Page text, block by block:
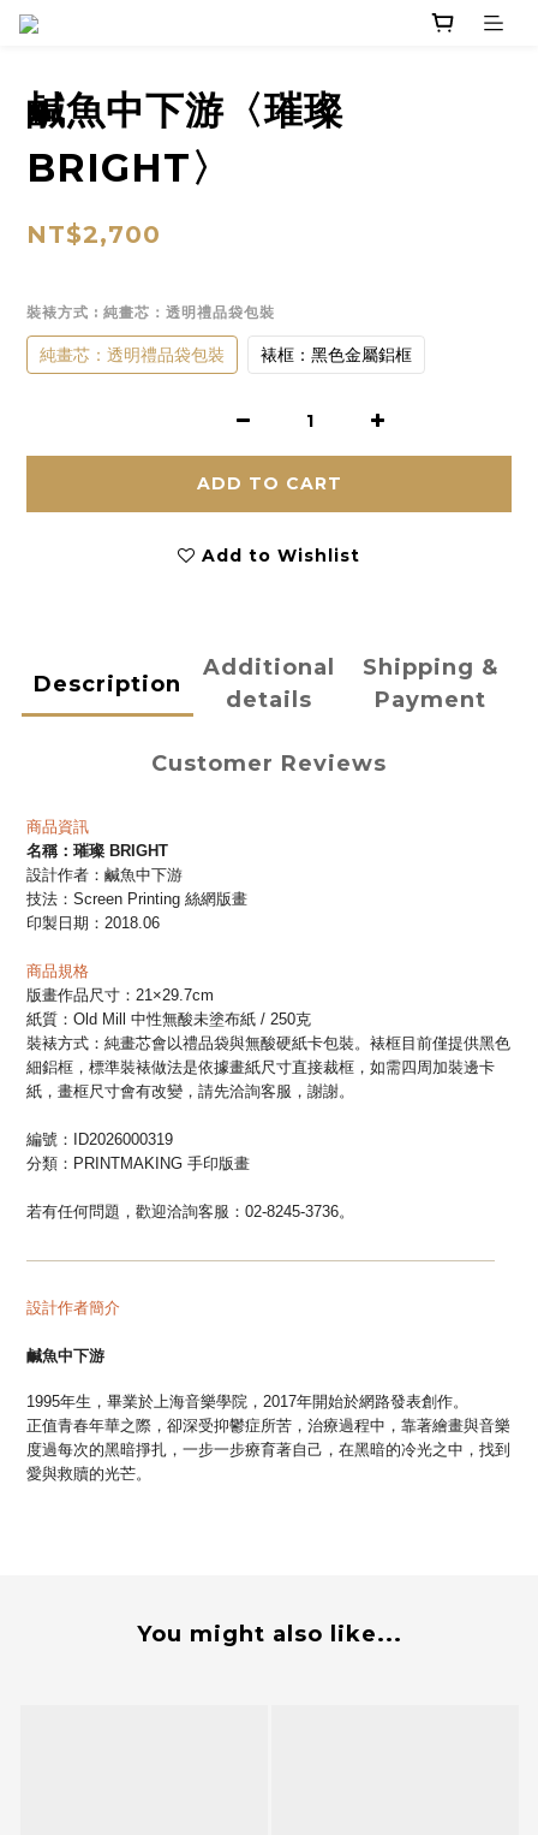
鹹魚中下游〈璀璨
BRIGHT〉
NT$2,700
裝裱方式 : 純畫芯：透明禮品袋包裝
純畫芯：透明禮品袋包裝 裱框：黑色金屬鋁框
ADD TO CART
Add to Wishlist
Description
Additional
details
Shipping &
Payment
Customer Reviews
商品資訊
名稱： 璀璨 BRIGHT
設計作者：鹹魚中下游
技法：Screen Printing 絲網版畫
印製日期：2018.06
商品規格
版畫作品尺寸：21×29.7cm
紙質：Old Mill 中性無酸未塗布紙 / 250克
裝裱方式： 純畫芯會 以禮品袋與無酸硬紙卡包裝。裱框目前僅提供黑色
細鋁框，標準裝裱做法是依據畫紙尺寸直接裁框，如需四周加裝邊卡
紙，畫框尺寸會有改變，請先洽詢客服，謝謝。
編號：ID2026000319
分類： PRINTMAKING 手印版畫
若有任何問題，歡迎洽詢客服：02-8245-3736。
——————————————————————————————
設計作者簡介
鹹魚中下游
1995年生，畢業於上海音樂學院，2017年開始於網路發表創作。
正值青春年華之際，卻深受抑鬱症所苦，治療過程中，靠著繪畫與音樂
度過每次的黑暗掙扎，一步一步療育著自己，在黑暗的冷光之中，找到
愛與救贖的光芒。
You might also like...